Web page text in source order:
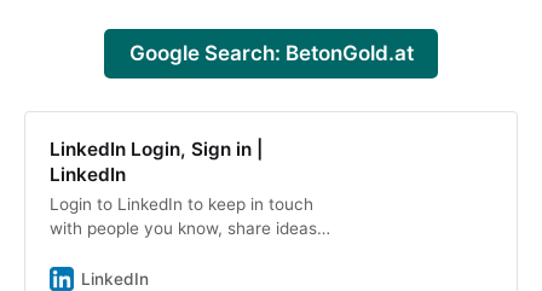
Google Search: BetonGold.at
LinkedIn Login, Sign in |
LinkedIn
Login to LinkedIn to keep in touch
with people you know, share ideas,
LinkedIn